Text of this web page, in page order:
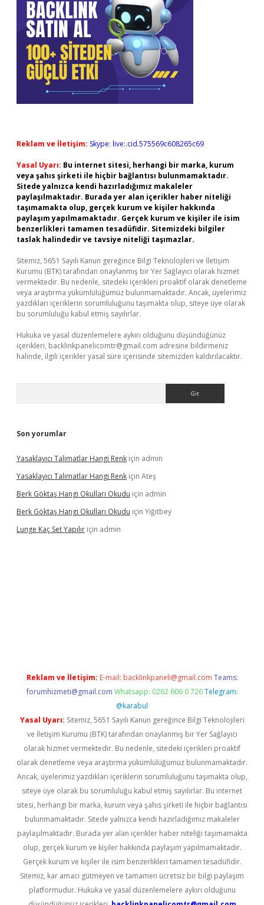
Reklam ve İletişim: Skype: live:.cid.575569c608265c69
Yasal Uyarı: Bu internet sitesi, herhangi bir marka, kurum
veya şahıs şirketi ile hiçbir bağlantısı bulunmamaktadır.
Sitede yalnızca kendi hazırladığımız makaleler
paylaşılmaktadır. Burada yer alan içerikler haber niteliği
taşımamakta olup, gerçek kurum ve kişiler hakkında
paylaşım yapılmamaktadır. Gerçek kurum ve kişiler ile isim
benzerlikleri tamamen tesadüfidir. Sitemizdeki bilgiler
taslak halindedir ve tavsiye niteliği taşımazlar.
Sitemiz, 5651 Sayılı Kanun gereğince Bilgi Teknolojileri ve İletişim
Kurumu (BTK) tarafından onaylanmış bir Yer Sağlayıcı olarak hizmet
vermektedir. Bu nedenle, sitedeki içerikleri proaktif olarak denetleme
veya araştırma yükümlülüğümüz bulunmamaktadır. Ancak, üyelerimiz
yazdıkları içeriklerin sorumluluğunu taşımakta olup, siteye üye olarak
bu sorumluluğu kabul etmiş sayılırlar.
Hukuka ve yasal düzenlemelere aykırı olduğunu düşündüğünüz
içerikleri, backlinkpanelicomtr@gmail.com adresine bildirmeniz
halinde, ilgili içerikler yasal süre içerisinde sitemizden kaldırılacaktır.
Son yorumlar
Yasaklayıcı Talimatlar Hangi Renk için admin
Yasaklayıcı Talimatlar Hangi Renk için Ateş
Berk Göktaş Hangi Okulları Okudu için admin
Berk Göktaş Hangi Okulları Okudu için Yiğitbey
Lunge Kaç Set Yapılır için admin
Reklam ve İletişim: E-mail: backlinkpaneli@gmail.com Teams:
forumhizmeti@gmail.com Whatsapp: 0262 606 0 726 Telegram:
@karabul
Yasal Uyarı: Sitemiz, 5651 Sayılı Kanun gereğince Bilgi Teknolojileri
ve İletişim Kurumu (BTK) tarafından onaylanmış bir Yer Sağlayıcı
olarak hizmet vermektedir. Bu nedenle, sitedeki içerikleri proaktif
olarak denetleme veya araştırma yükümlülüğümüz bulunmamaktadır.
Ancak, üyelerimiz yazdıkları içeriklerin sorumluluğunu taşımakta olup,
siteye üye olarak bu sorumluluğu kabul etmiş sayılırlar. Bu internet
sitesi, herhangi bir marka, kurum veya şahıs şirketi ile hiçbir bağlantısı
bulunmamaktadır. Sitede yalnızca kendi hazırladığımız makaleler
paylaşılmaktadır. Burada yer alan içerikler haber niteliği taşımamakta
olup, gerçek kurum ve kişiler hakkında paylaşım yapılmamaktadır.
Gerçek kurum ve kişiler ile isim benzerlikleri tamamen tesadüfidir.
Sitemiz, kar amacı gütmeyen ve tamamen ücretsiz bir bilgi paylaşım
platformudur. Hukuka ve yasal düzenlemelere aykırı olduğunu